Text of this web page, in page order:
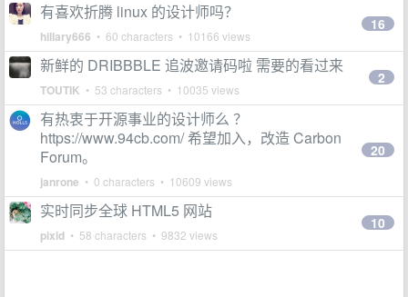
有喜欢折腾 linux 的设计师吗？
hillary666 • 60 characters • 10166 views
16
新鲜的 DRIBBBLE 追波邀请码啦 需要的看过来
TOUTIK • 53 characters • 10035 views
2
有热衷于开源事业的设计师么 ？
https://www.94cb.com/ 希望加入，改造 Carbon
Forum。
janrone • 0 characters • 10609 views
20
实时同步全球 HTML5 网站
pixid • 58 characters • 9832 views
10